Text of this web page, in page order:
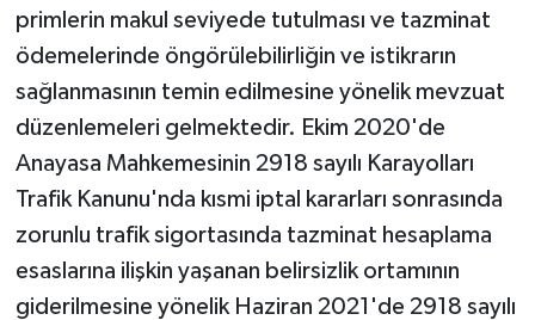
primlerin makul seviyede tutulması ve tazminat
ödemelerinde öngörülebilirliğin ve istikrarın
sağlanmasının temin edilmesine yönelik mevzuat
düzenlemeleri gelmektedir. Ekim 2020'de
Anayasa Mahkemesinin 2918 sayılı Karayolları
Trafik Kanunu'nda kısmi iptal kararları sonrasında
zorunlu trafik sigortasında tazminat hesaplama
esaslarına ilişkin yaşanan belirsizlik ortamının
giderilmesine yönelik Haziran 2021'de 2918 sayılı